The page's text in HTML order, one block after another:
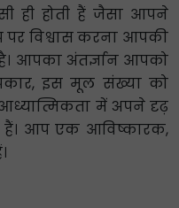
ही होती हैं जैसा आपने
विश्वास करना आपकी
आपका अंतर्ज्ञान आपको
इस मूल संख्या को
में अपने दृढ़
हैं। आप एक आविष्कारक,